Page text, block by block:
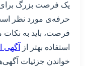
یک فرصت بزرگ
حرفه‌ی مورد نظر
فرصت، باید به نکات
استفاده بهتر از
آگهی‌
خواندن جزئیات